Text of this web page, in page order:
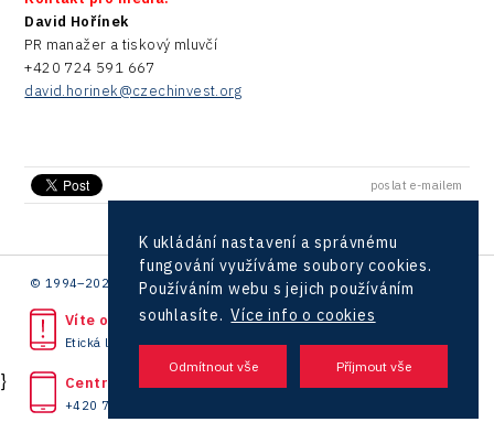
David Hořínek
PR manažer a tiskový mluvčí
+420 724 591 667
david.horinek@czechinvest.org
poslat e-mailem
© 1994–2026 CzechInvest | .
Víte o protiprávním jednání?
Etická linka
Centrála
+420 727 850 330
K ukládání nastavení a správnému
fungování využíváme soubory cookies.
Používáním webu s jejich používáním
souhlasíte. Více info o cookies
}